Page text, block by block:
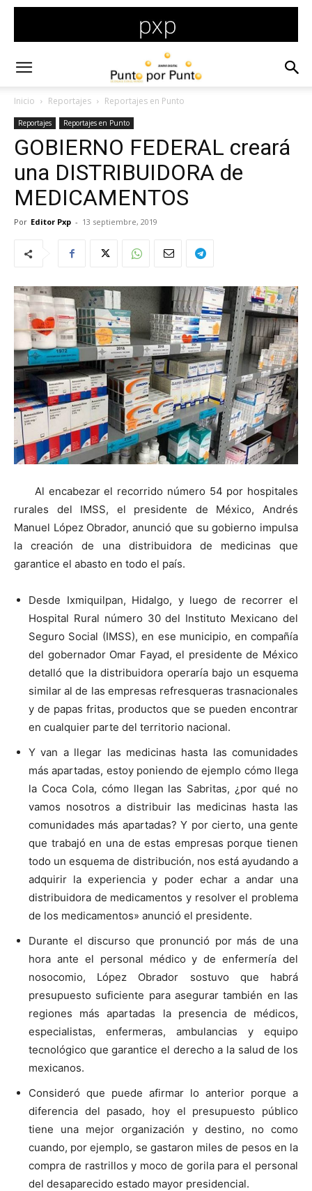
Inicio Reportajes Reportajes en Punto
Reportajes Reportajes en Punto
GOBIERNO FEDERAL creará
una DISTRIBUIDORA de
MEDICAMENTOS
Por Editor Pxp - 13 septiembre, 2019
Al encabezar el recorrido número 54 por hospitales
rurales del IMSS, el presidente de México, Andrés
Manuel López Obrador, anunció que su gobierno impulsa
la creación de una distribuidora de medicinas que
garantice el abasto en todo el país.
Desde Ixmiquilpan, Hidalgo, y luego de recorrer el
Hospital Rural número 30 del Instituto Mexicano del
Seguro Social (IMSS), en ese municipio, en compañía
del gobernador Omar Fayad, el presidente de México
detalló que la distribuidora operaría bajo un esquema
similar al de las empresas refresqueras trasnacionales
y de papas fritas, productos que se pueden encontrar
en cualquier parte del territorio nacional.
Y van a llegar las medicinas hasta las comunidades
más apartadas, estoy poniendo de ejemplo cómo llega
la Coca Cola, cómo llegan las Sabritas, ¿por qué no
vamos nosotros a distribuir las medicinas hasta las
comunidades más apartadas? Y por cierto, una gente
que trabajó en una de estas empresas porque tienen
todo un esquema de distribución, nos está ayudando a
adquirir la experiencia y poder echar a andar una
distribuidora de medicamentos y resolver el problema
de los medicamentos» anunció el presidente.
Durante el discurso que pronunció por más de una
hora ante el personal médico y de enfermería del
nosocomio, López Obrador sostuvo que habrá
presupuesto suficiente para asegurar también en las
regiones más apartadas la presencia de médicos,
especialistas, enfermeras, ambulancias y equipo
tecnológico que garantice el derecho a la salud de los
mexicanos.
Consideró que puede afirmar lo anterior porque a
diferencia del pasado, hoy el presupuesto público
tiene una mejor organización y destino, no como
cuando, por ejemplo, se gastaron miles de pesos en la
compra de rastrillos y moco de gorila para el personal
del desaparecido estado mayor presidencial.